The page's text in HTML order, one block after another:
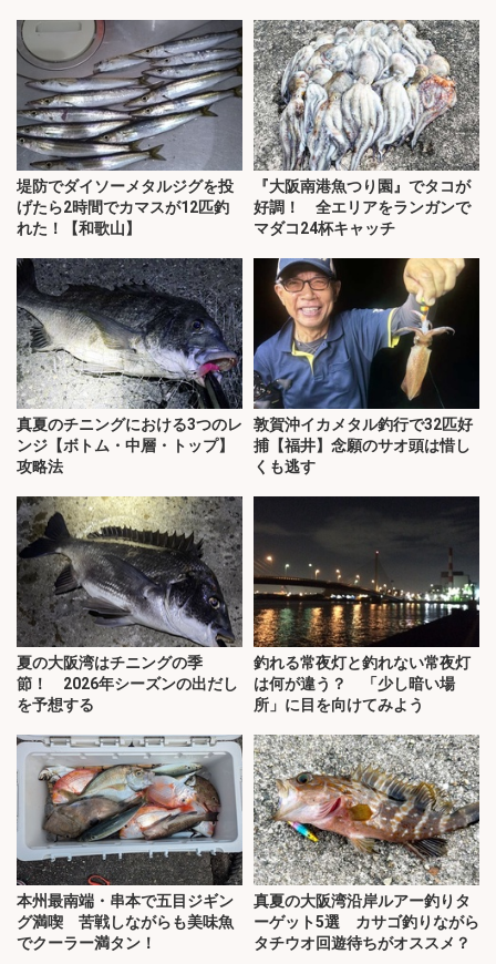
堤防でダイソーメタルジグを投
げたら2時間でカマスが12匹釣
れた！【和歌山】
『大阪南港魚つり園』でタコが
好調！ 全エリアをランガンで
マダコ24杯キャッチ
真夏のチニングにおける3つのレ
ンジ【ボトム・中層・トップ】
攻略法
敦賀沖イカメタル釣行で32匹好
捕【福井】念願のサオ頭は惜し
くも逃す
夏の大阪湾はチニングの季
節！ 2026年シーズンの出だし
を予想する
釣れる常夜灯と釣れない常夜灯
は何が違う？ 「少し暗い場
所」に目を向けてみよう
本州最南端・串本で五目ジギン
グ満喫 苦戦しながらも美味魚
でクーラー満タン！
真夏の大阪湾沿岸ルアー釣りタ
ーゲット5選 カサゴ釣りながら
タチウオ回遊待ちがオススメ？